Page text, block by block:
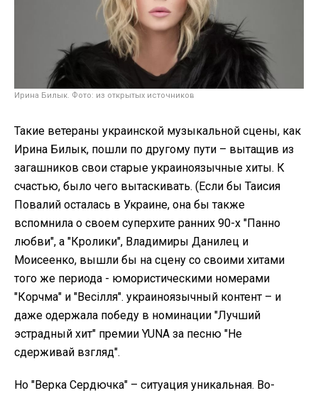
Ирина Билык. Фото: из открытых источников
Такие ветераны украинской музыкальной сцены, как
Ирина Билык, пошли по другому пути – вытащив из
загашников свои старые украиноязычные хиты. К
счастью, было чего вытаскивать. (Если бы Таисия
Повалий осталась в Украине, она бы также
вспомнила о своем суперхите ранних 90-х "Панно
любви", а "Кролики", Владимиры Данилец и
Моисеенко, вышли бы на сцену со своими хитами
того же периода - юмористическими номерами
"Корчма" и "Весілля". украиноязычный контент – и
даже одержала победу в номинации "Лучший
эстрадный хит" премии YUNA за песню "Не
сдерживай взгляд".
Но "Верка Сердючка" – ситуация уникальная. Во-